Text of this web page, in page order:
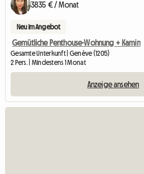
3835 € / Monat
Neu im Angebot
Gemütliche Penthouse-Wohnung + Kamin
Gesamte Unterkunft | Genève (1205)
2 Pers. | Mindestens 1 Monat
Anzeige ansehen